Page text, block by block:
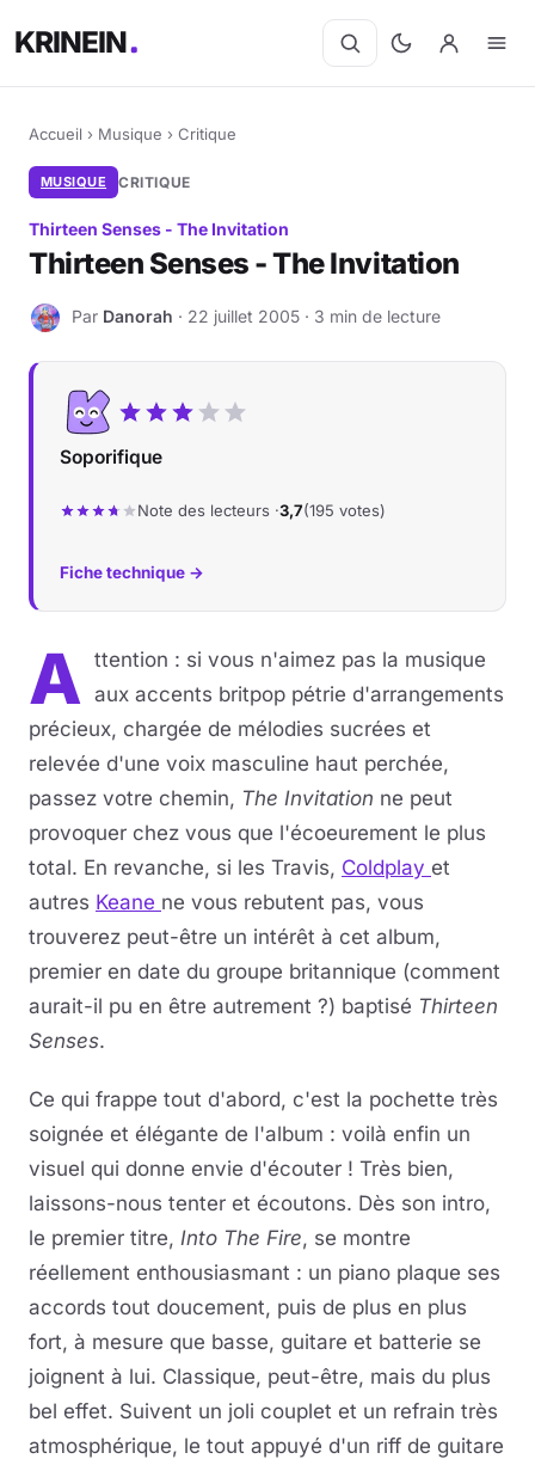
KRINEIN
Accueil › Musique › Critique
MUSIQUE CRITIQUE
Thirteen Senses - The Invitation
Thirteen Senses - The Invitation
D Par Danorah · 22 juillet 2005 · 3 min de lecture
Soporifique
Note des lecteurs ·3,7(195 votes)
Fiche technique →
A ttention : si vous n'aimez pas la musique
aux accents britpop pétrie d'arrangements
précieux, chargée de mélodies sucrées et
relevée d'une voix masculine haut perchée,
passez votre chemin, The Invitation ne peut
provoquer chez vous que l'écoeurement le plus
total. En revanche, si les Travis, Coldplay et
autres Keane ne vous rebutent pas, vous
trouverez peut-être un intérêt à cet album,
premier en date du groupe britannique (comment
aurait-il pu en être autrement ?) baptisé Thirteen
Senses.
Ce qui frappe tout d'abord, c'est la pochette très
soignée et élégante de l'album : voilà enfin un
visuel qui donne envie d'écouter ! Très bien,
laissons-nous tenter et écoutons. Dès son intro,
le premier titre, Into The Fire, se montre
réellement enthousiasmant : un piano plaque ses
accords tout doucement, puis de plus en plus
fort, à mesure que basse, guitare et batterie se
joignent à lui. Classique, peut-être, mais du plus
bel effet. Suivent un joli couplet et un refrain très
atmosphérique, le tout appuyé d'un riff de guitare